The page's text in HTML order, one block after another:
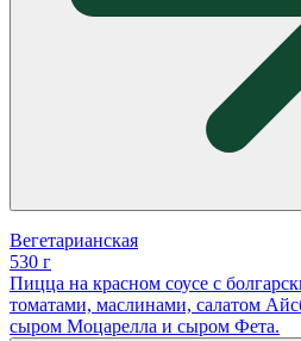
Вегетарианская
530 г
Пицца на красном соусе с
томатами, маслинами, салатом
сыром Моцарелла и сыром Фета.